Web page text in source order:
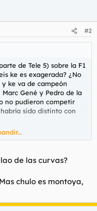
#2
de Tele 5) sobre la F1
ke es exagerada? ¿No
ke va de campeón
Gené y Pedro de la
no pudieron competir
sido distinto con
y ganar alguna
¿no se están
de las curvas?
chulo es montoya,